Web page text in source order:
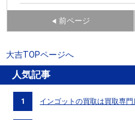
◀ 前ページ
大吉TOPページへ
人気記事
1 インゴットの買取は買取専